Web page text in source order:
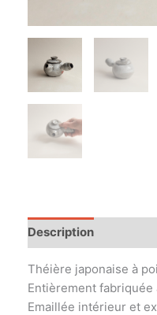
Description
Théière japonaise à
Entièrement
Emaillée intérieur et